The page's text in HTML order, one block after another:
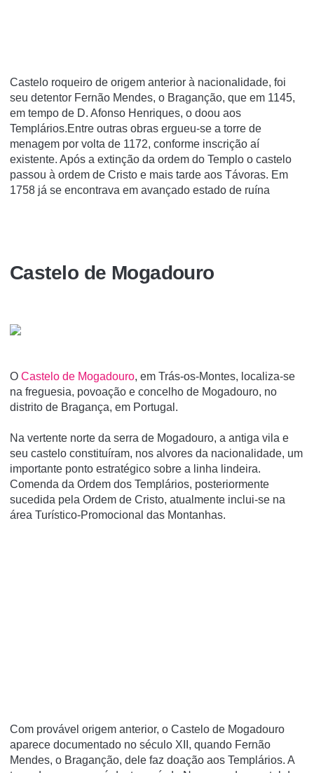
Castelo roqueiro de origem anterior à nacionalidade, foi
seu detentor Fernão Mendes, o Braganção, que em 1145,
em tempo de D. Afonso Henriques, o doou aos
Templários.Entre outras obras ergueu-se a torre de
menagem por volta de 1172, conforme inscrição aí
existente. Após a extinção da ordem do Templo o castelo
passou à ordem de Cristo e mais tarde aos Távoras. Em
1758 já se encontrava em avançado estado de ruína
Castelo de Mogadouro
O Castelo de Mogadouro, em Trás-os-Montes, localiza-se
na freguesia, povoação e concelho de Mogadouro, no
distrito de Bragança, em Portugal.
Na vertente norte da serra de Mogadouro, a antiga vila e
seu castelo constituí­ram, nos alvores da nacionalidade, um
importante ponto estratégico sobre a linha lindeira.
Comenda da Ordem dos Templários, posteriormente
sucedida pela Ordem de Cristo, atualmente inclui-se na
área Turí­stico-Promocional das Montanhas.
Com provável origem anterior, o Castelo de Mogadouro
aparece documentado no século XII, quando Fernão
Mendes, o Braganção, dele faz doação aos Templários. A